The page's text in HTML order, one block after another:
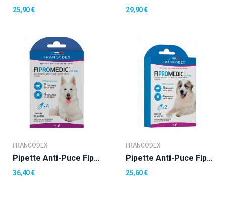
25,90 € 29,90 €
FRANCODEX
Pipette Anti-Puce Fipromedic 268 Mg - 20-40 Kg
36,40 €
FRANCODEX
Pipette Anti-Puce Fipromedic 402 Mg - 40-60 Kg
25,60 €